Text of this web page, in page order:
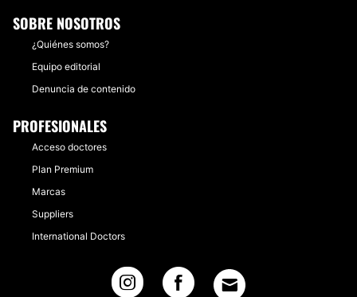
SOBRE NOSOTROS
¿Quiénes somos?
Equipo editorial
Denuncia de contenido
PROFESIONALES
Acceso doctores
Plan Premium
Marcas
Suppliers
International Doctors